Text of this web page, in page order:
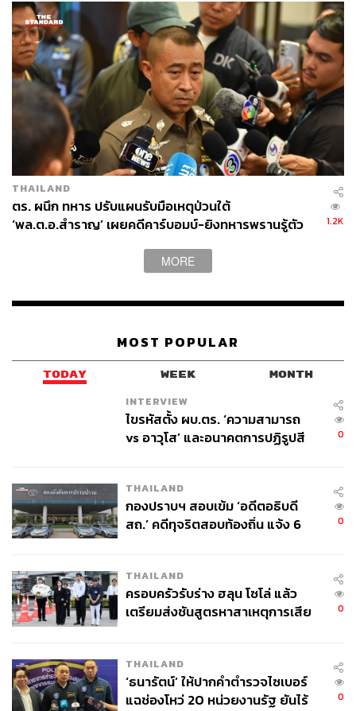
THAILAND
ตร. ผนึก ทหาร ปรับแผนรับมือเหตุป่วนใต้
‘พล.ต.อ.สำราญ’ เผยคดีคาร์บอมบ์-ยิงทหารพรานรู้ตัว
1.2K
MORE
MOST POPULAR
TODAY WEEK MONTH
INTERVIEW
ไขรหัสตั้ง ผบ.ตร. ‘ความสามารถ
vs อาวุโส’ และอนาคตการปฏิรูปสี
0
THAILAND
กองปราบฯ สอบเข้ม ‘อดีตอธิบดี
สถ.’ คดีทุจริตสอบท้องถิ่น แจ้ง 6
0
THAILAND
ครอบครัวรับร่าง ฮลุน โซโล่ แล้ว
เตรียมส่งชันสูตรหาสาเหตุการเสีย
0
THAILAND
‘ธนารัตน์’ ให้ปากคำตำรวจไซเบอร์
แฉช่องโหว่ 20 หน่วยงานรัฐ ยันไร้
0